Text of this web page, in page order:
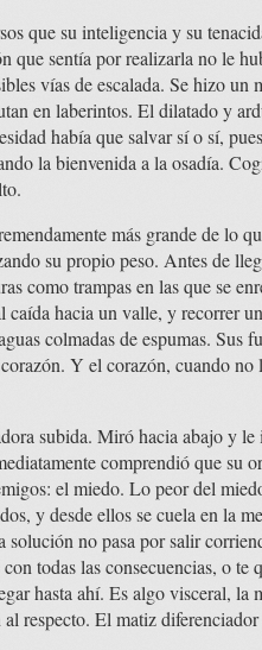
que su inteligencia y su
que sentía por realizarla no le
vías de escalada. Se hizo un
en laberintos. El dilatado y
había que salvar sí o sí,
la bienvenida a la osadía.
más grande de lo
su propio peso. Antes de
como trampas en las que se
caída hacia un valle, y recorrer
colmadas de espumas. Sus
Y el corazón, cuando no
subida. Miró hacia abajo y le
comprendió que su
el miedo. Lo peor del
y desde ellos se cuela en la
no pasa por salir
todas las consecuencias, o te
hasta ahí. Es algo visceral, la
respecto. El matiz